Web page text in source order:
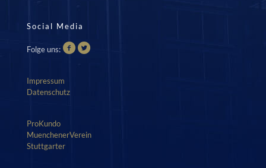
Social Media
Folge uns:
Impressum
Datenschutz
ProKundo
MuenchenerVerein
Stuttgarter